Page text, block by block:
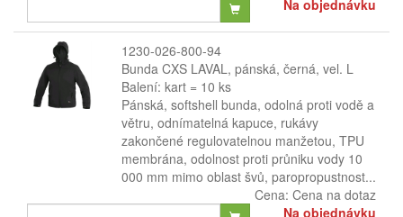
Na objednávku
1230-026-800-94
Bunda CXS LAVAL, pánská, černá, vel. L
Balení: kart = 10 ks
Pánská, softshell bunda, odolná proti vodě a
větru, odnímatelná kapuce, rukávy
zakončené regulovatelnou manžetou, TPU
membrána, odolnost proti průniku vody 10
000 mm mimo oblast švů, paropropustnost...
Cena: Cena na dotaz
Na objednávku